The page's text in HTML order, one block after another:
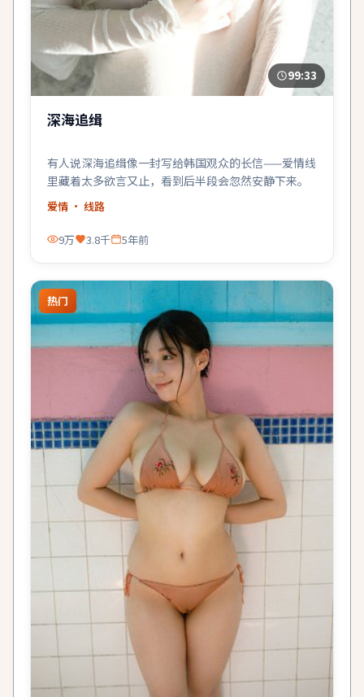
99:33
深海追缉
有人说深海追缉像一封写给韩国观众的长信——爱情线
里藏着太多欲言又止，看到后半段会忽然安静下来。
爱情 · 线路
9万 3.8千 5年前
热门